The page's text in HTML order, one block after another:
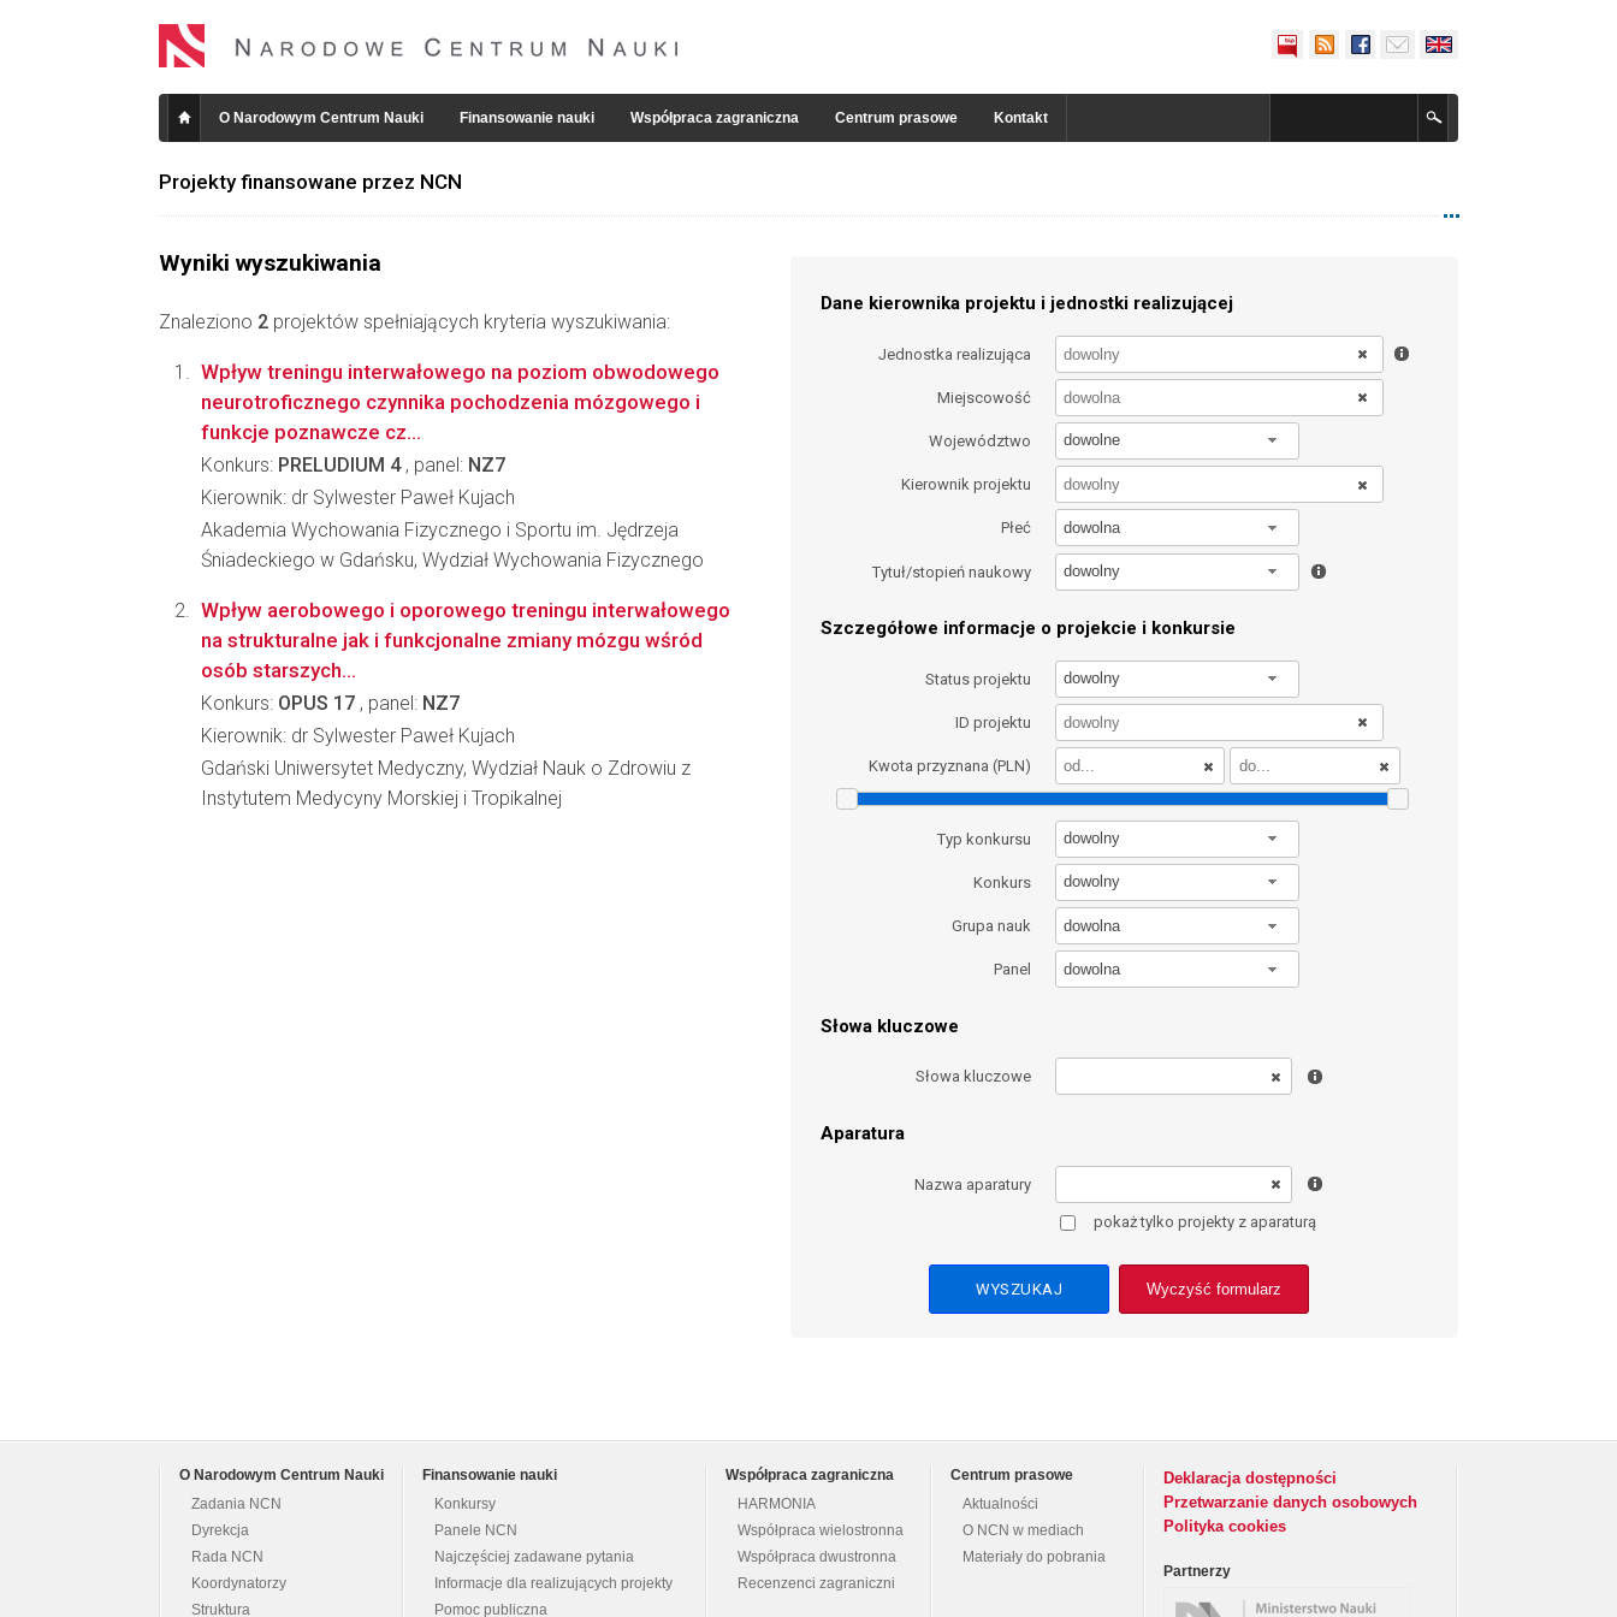
O Narodowym Centrum Nauki Finansowanie nauki Współpraca zagraniczna Centrum prasowe Kontakt
Projekty finansowane przez NCN
Wyniki wyszukiwania
Znaleziono 2 projektów spełniających kryteria wyszukiwania:
Dane kierownika projektu i jednostki realizującej
Jednostka realizująca
Miejscowość
Województwo dowolne
Kierownik projektu
Płeć dowolna
Tytuł/stopień naukowy dowolny
Szczegółowe informacje o projekcie i konkursie
Status projektu dowolny
ID projektu
Kwota przyznana (PLN)
Typ konkursu dowolny
Konkurs dowolny
Grupa nauk dowolna
Panel dowolna
Słowa kluczowe
Słowa kluczowe
Aparatura
Nazwa aparatury
pokaż tylko projekty z aparaturą
Wyczyść formularz
Wpływ treningu interwałowego na poziom obwodowego
neurotroficznego czynnika pochodzenia mózgowego i
funkcje poznawcze cz...
Konkurs: PRELUDIUM 4, panel: NZ7
Kierownik: dr Sylwester Paweł Kujach
Akademia Wychowania Fizycznego i Sportu im. Jędrzeja
Śniadeckiego w Gdańsku, Wydział Wychowania Fizycznego
Wpływ aerobowego i oporowego treningu interwałowego
na strukturalne jak i funkcjonalne zmiany mózgu wśród
osób starszych...
Konkurs: OPUS 17 , panel: NZ7
Kierownik: dr Sylwester Paweł Kujach
Gdański Uniwersytet Medyczny, Wydział Nauk o Zdrowiu z
Instytutem Medycyny Morskiej i Tropikalnej
O Narodowym Centrum Nauki
Zadania NCN
Dyrekcja
Rada NCN
Koordynatorzy
Struktura
Finansowanie nauki
Konkursy
Panele NCN
Najczęściej zadawane pytania
Informacje dla realizujących projekty
Pomoc publiczna
Współpraca zagraniczna
HARMONIA
Współpraca wielostronna
Współpraca dwustronna
Recenzenci zagraniczni
Centrum prasowe
Aktualności
O NCN w mediach
Materiały do pobrania
Deklaracja dostępności
Przetwarzanie danych osobowych
Polityka cookies
Partnerzy